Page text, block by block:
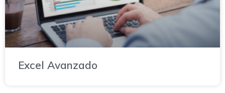
Excel Avanzado